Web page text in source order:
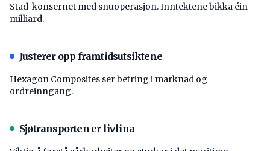
Stad-konsernet med snuoperasjon. Inntektene bikka éin
milliard.
Justerer opp framtidsutsiktene
Hexagon Composites ser betring i marknad og
ordreinngang.
Sjøtransporten er livlina